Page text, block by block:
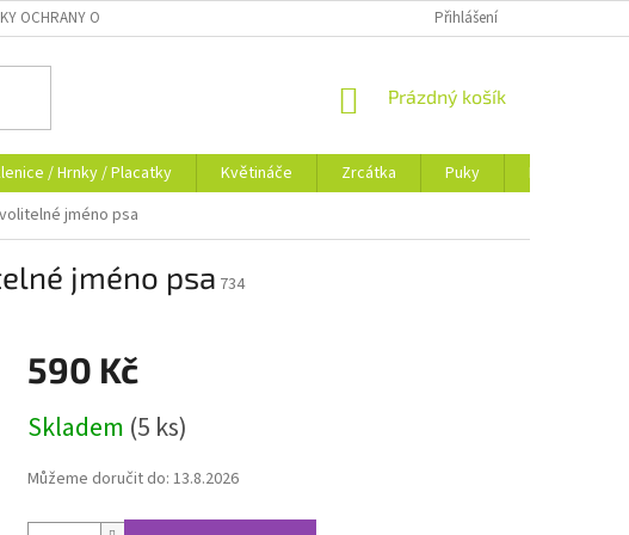
OCHRANY OSOBNÍCH ÚDAJŮ Přihlášení
NÁKUPNÍ
Prázdný košík
/ Hrnky / Placatky Květináče Zrcátka Puky
Dokladovky
jméno psa
jméno psa 734
590 Kč
cena:
Skladem (5 ks)
Můžeme doručit do: 13.8.2026